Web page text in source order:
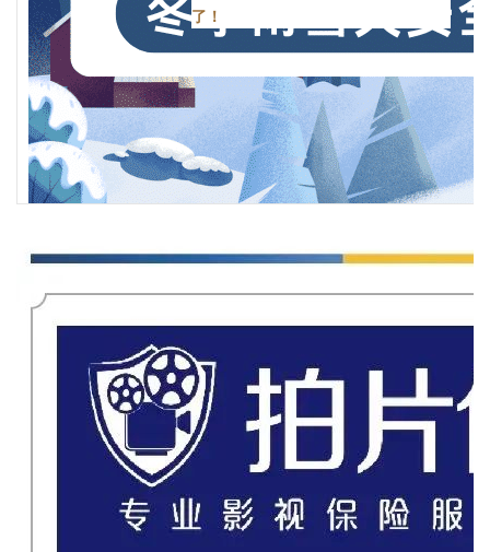
了！